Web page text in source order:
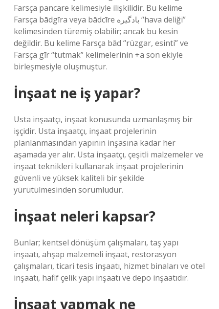
Farsça pancare kelimesiyle ilişkilidir. Bu kelime
Farsça bādgīra veya bādcīre بادگیره “hava deliği”
kelimesinden türemiş olabilir; ancak bu kesin
değildir. Bu kelime Farsça bād “rüzgar, esinti” ve
Farsça gīr “tutmak” kelimelerinin +a son ekiyle
birleşmesiyle oluşmuştur.
İnşaat ne iş yapar?
Usta inşaatçı, inşaat konusunda uzmanlaşmış bir
işçidir. Usta inşaatçı, inşaat projelerinin
planlanmasından yapının inşasına kadar her
aşamada yer alır. Usta inşaatçı, çeşitli malzemeler ve
inşaat teknikleri kullanarak inşaat projelerinin
güvenli ve yüksek kaliteli bir şekilde
yürütülmesinden sorumludur.
İnşaat neleri kapsar?
Bunlar; kentsel dönüşüm çalışmaları, taş yapı
inşaatı, ahşap malzemeli inşaat, restorasyon
çalışmaları, ticari tesis inşaatı, hizmet binaları ve otel
inşaatı, hafif çelik yapı inşaatı ve depo inşaatıdır.
İnşaat yapmak ne